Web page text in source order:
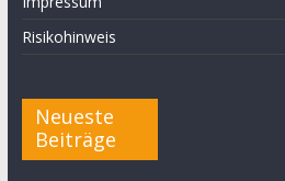
Risikohinweis
Neueste
Beiträge